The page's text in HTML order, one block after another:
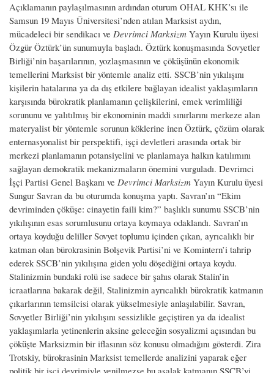
Açıklamanın paylaşılmasının ardından oturum OHAL KHK’sı ile
Samsun 19 Mayıs Üniversitesi’nden atılan Marksist aydın,
mücadeleci bir sendikacı ve Devrimci Marksizm Yayın Kurulu üyesi
Özgür Öztürk’ün sunumuyla başladı. Öztürk konuşmasında Sovyetler
Birliği’nin başarılarının, yozlaşmasının ve çöküşünün ekonomik
temellerini Marksist bir yöntemle analiz etti. SSCB’nin yıkılışını
kişilerin hatalarına ya da dış etkilere bağlayan idealist yaklaşımların
karşısında bürokratik planlamanın çelişkilerini, emek verimliliği
sorununu ve yalıtılmış bir ekonominin maddi sınırlarını merkeze alan
materyalist bir yöntemle sorunun köklerine inen Öztürk, çözüm olarak
enternasyonalist bir perspektifi, işçi devletleri arasında ortak bir
merkezi planlamanın potansiyelini ve planlamaya halkın katılımını
sağlayan demokratik mekanizmaların önemini vurguladı. Devrimci
İşçi Partisi Genel Başkanı ve Devrimci Marksizm Yayın Kurulu üyesi
Sungur Savran da bu oturumda konuşma yaptı. Savran’ın “Ekim
devriminden çöküşe: cinayetin faili kim?” başlıklı sunumu SSCB’nin
yıkılışının esas sorumlusunu ortaya koymaya odaklandı. Savran’ın
ortaya koyduğu deliller Sovyet toplumu içinden çıkan, ayrıcalıklı bir
katman olan bürokrasinin Bolşevik Partisi’ni ve Komintern’i tahrip
ederek SSCB’nin yıkılışına giden yolu döşediğini ortaya koydu.
Stalinizmin bundaki rolü ise sadece bir şahıs olarak Stalin’in
icraatlarına bakarak değil, Stalinizmin ayrıcalıklı bürokratik katmanın
çıkarlarının temsilcisi olarak yükselmesiyle anlaşılabilir. Savran,
Sovyetler Birliği’nin yıkılışını sessizlikle geçiştiren ya da idealist
yaklaşımlarla yetinenlerin aksine geleceğin sosyalizmi açısından bu
çöküşte Marksizmin bir iflasının söz konusu olmadığını gösterdi. Zira
Trotskiy, bürokrasinin Marksist temellerde analizini yaparak eğer